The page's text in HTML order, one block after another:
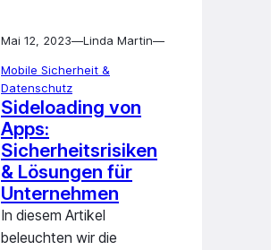
Mai 12, 2023—Linda Martin—
Mobile Sicherheit &
Datenschutz
Sideloading von
Apps:
Sicherheitsrisiken
& Lösungen für
Unternehmen
In diesem Artikel
beleuchten wir die